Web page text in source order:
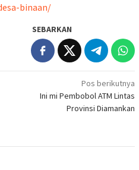
binaan/
SEBARKAN
Pos berikutnya
Ini mi Pembobol ATM Lintas
Provinsi Diamankan